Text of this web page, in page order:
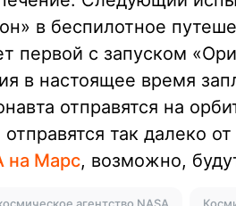
в беспилотное
первой с запуском
в настоящее время
отправятся на
так далеко
на Марс, возможно,